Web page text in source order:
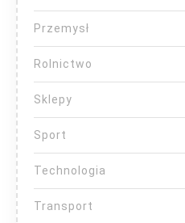
Przemysł
Rolnictwo
Sklepy
Sport
Technologia
Transport